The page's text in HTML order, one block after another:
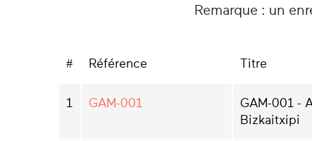
Remarque : un
# Référence Titre
1 GAM-001
GAM-001 -
Bizkaitxipi